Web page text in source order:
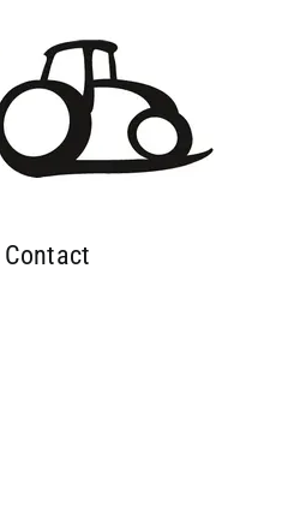
Contact